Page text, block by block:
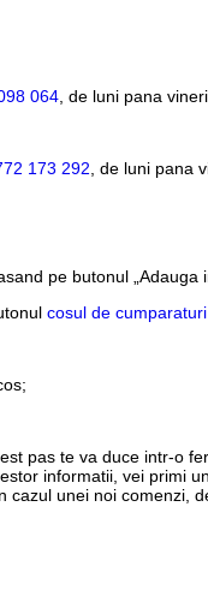
064, de luni pana
173 292, de luni pana
pe butonul „Adauga
cosul de cumparaturi
pas te va duce intr-o
informatii, vei primi
unei noi comenzi,